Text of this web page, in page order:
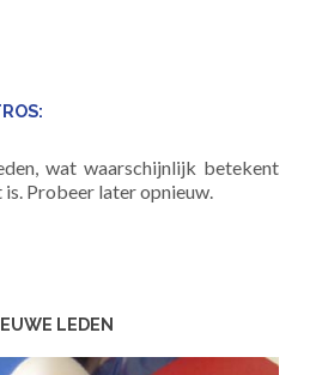
wat waarschijnlijk betekent
Probeer later opnieuw.
LEDEN